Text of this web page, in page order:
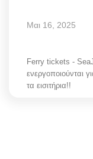
Μαι 16, 2025
Ferry tickets -
ενεργοποιούνται
τα εισιτήρια!!